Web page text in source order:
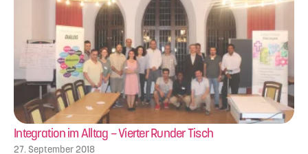
Integration im Alltag – Vierter Runder Tisch
27. September 2018